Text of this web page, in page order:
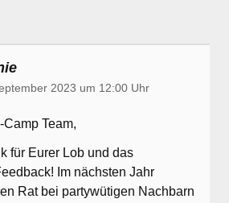
2023 um 12:00 Uhr
Team,
für Eurer Lob und das
Im nächsten Jahr
Rat bei partywütigen Nachbarn